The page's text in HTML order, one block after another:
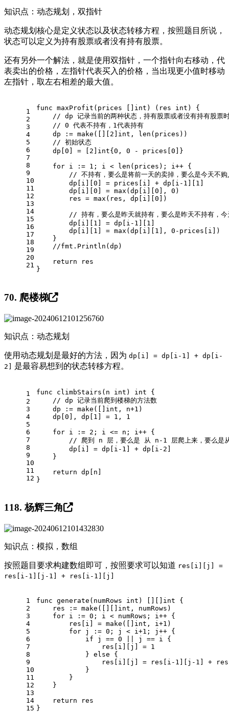
知识点：动态规划，双指针
动态规划核心是定义状态以及状态转移方程，按照题目所说，
状态可以定义为持有股票或者没有持有股票。
还有另外一个解法，就是使用双指针，一个指针向右移动，代
表卖出的价格，左指针代表买入的价格，当出现更小值时移动
左指针，取左右相差的最大值。
1
2
3
4
5
6
7
8
9
10
11
12
13
14
15
16
17
18
19
20
21
func maxProfit (prices [] int ) (res int ) {
// dp 记录当前的两种状态，持有股票或者没有持有股票
// 0 代表不持有，1代表持有
    dp :=
make ([][ 2 int , len (prices))
// 初始状态
    dp[
0 ] = [ 2 int{ 0 , 0 - prices[ 0 ]}
for i := 1 ; i < len (prices); i++ {
// 不持有，要么是将前一天的卖掉，要么是今天不购
        dp[i][
0 ] = prices[i] + dp[i -1 1
        dp[i][
0 ] = max(dp[i][ 0 ], 0 )
        res = max(res, dp[i][
0 ])
// 持有，要么是昨天就持有，要么是昨天不持有，今
        dp[i][
1 ] = dp[i -1 1
        dp[i][
1 ] = max(dp[i][ 1 ], 0 -prices[i])
    }
//fmt.Println(dp)
return res
}
70. 爬楼梯
知识点：动态规划
使用动态规划是最好的方法，因为 dp[i] = dp[i-1] + dp[i-
2] 是最容易想到的状态转移方程。
1
2
3
4
5
6
7
8
9
10
11
12
func climbStairs (n int ) int {
// dp 记录当前爬到楼梯的方法数
    dp :=
make ([] int , n+1 )
    dp[
0 ], dp[ 1 ] = 1 , 1
for i := 2 ; i <= n; i++ {
// 爬到 n 层，要么是 从 n-1 层爬上来，要么是
        dp[i] = dp[i
-1 ] + dp[i -2 ]
    }
return dp[n]
}
118. 杨辉三角
知识点：模拟，数组
按照题目要求构建数组即可，按照要求可以知道 res[i][j] =
res[i-1][j-1] + res[i-1][j]
1
2
3
4
5
6
7
8
9
10
11
12
13
14
15
func generate (numRows int ) int {
    res :=
make ([][] int , numRows)
for i := 0 ; i < numRows; i++ {
        res[i] =
make ([] int , i+1 )
for j := 0 ; j < i+1 ; j++ {
if j == 0 || j == i {
                res[i][j] =
1
            }
else {
                res[i][j] = res[i
-1 ][j -1 ] +
            }
        }
    }
return res
}